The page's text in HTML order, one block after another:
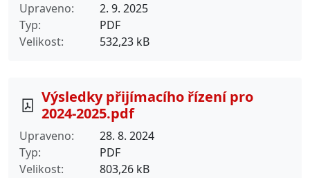
Upraveno
2. 9. 2025
Typ
PDF
Velikost
532,23 kB
Výsledky přijímacího řízení pro
2024-2025.pdf
Upraveno
28. 8. 2024
Typ
PDF
Velikost
803,26 kB